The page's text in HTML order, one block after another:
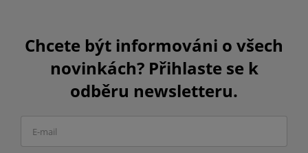
Chcete být informováni o všech
novinkách? Přihlaste se k
odběru newsletteru.